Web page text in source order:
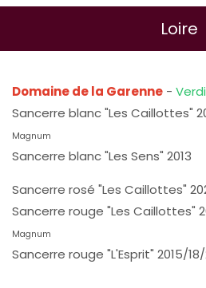
Loire
Domaine de la Garenne -
Sancerre blanc "Les Caillottes"
Magnum
Sancerre blanc "Les Sens" 2013
Sancerre rosé "Les Caillottes"
Sancerre rouge "Les Caillottes"
Magnum
Sancerre rouge "L'Esprit" 2015/